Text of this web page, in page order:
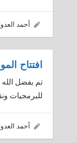
11/2015
أحمد
افتتاح
تم بفضل الله
للبرمجيات
11/2015
أحمد